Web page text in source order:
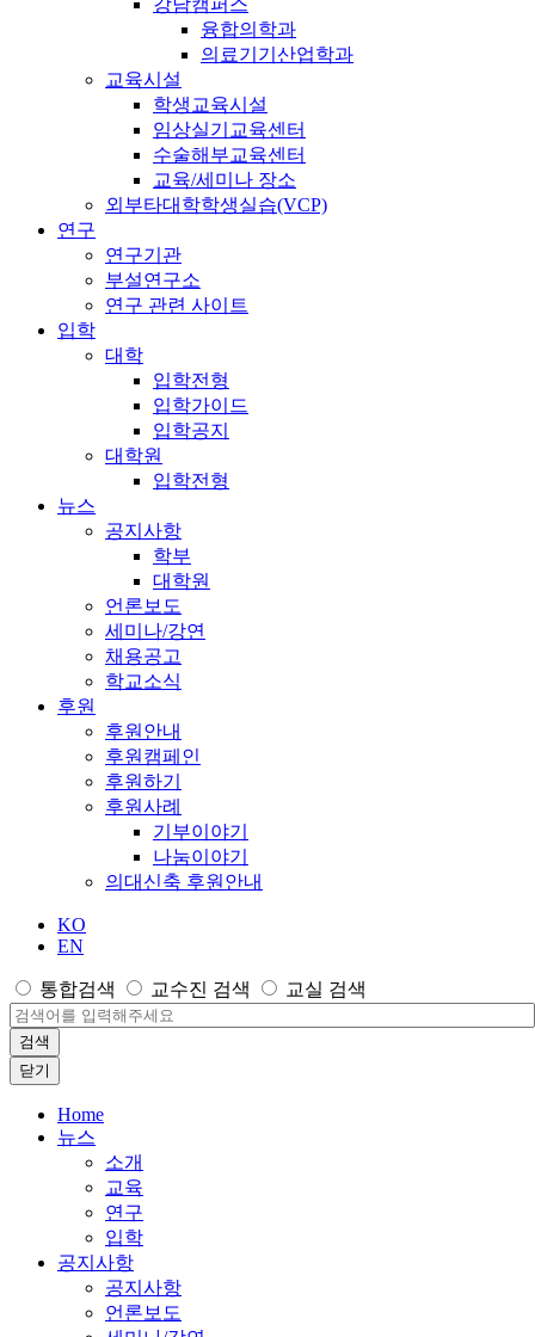
융합의학과
의료기기산업학과
교육시설
학생교육시설
임상실기교육센터
수술해부교육센터
교육/세미나 장소
외부타대학학생실습(VCP)
연구
연구기관
부설연구소
연구 관련 사이트
입학
대학
입학전형
입학가이드
입학공지
대학원
입학전형
뉴스
공지사항
학부
대학원
언론보도
세미나/강연
채용공고
학교소식
후원
후원안내
후원캠페인
후원하기
후원사례
기부이야기
나눔이야기
의대신축 후원안내
KO
EN
통합검색 교수진 검색 교실 검색
검색
닫기
Home
뉴스
소개
교육
연구
입학
공지사항
공지사항
언론보도